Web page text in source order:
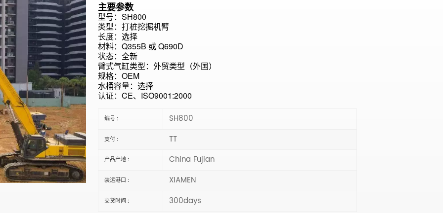
主要参数
型号：SH800
类型：打桩挖掘机臂
长度：选择
材料： Q355B 或 Q690D
状态：全新
臂式气缸类型： 外贸类型（外国）
规格：OEM
水桶容量：选择
认证： CE、ISO9001:2000
编号 : SH800
支付 : TT
产品产地 : China Fujian
装运港口 : XIAMEN
交货时间 : 300days